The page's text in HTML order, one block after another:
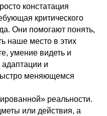
констатация
критического
Они помогают понять,
наше место в этих
умение видеть и
и
меняющемся
реальности.
или действия, а